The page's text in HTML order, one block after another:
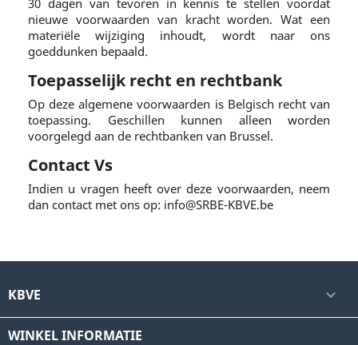
30 dagen van tevoren in kennis te stellen voordat
nieuwe voorwaarden van kracht worden. Wat een
materiële wijziging inhoudt, wordt naar ons
goeddunken bepaald.
Toepasselijk recht en rechtbank
Op deze algemene voorwaarden is Belgisch recht van
toepassing. Geschillen kunnen alleen worden
voorgelegd aan de rechtbanken van Brussel.
Contact Vs
Indien u vragen heeft over deze voorwaarden, neem
dan contact met ons op: info@SRBE-KBVE.be
KBVE 
WINKEL INFORMATIE